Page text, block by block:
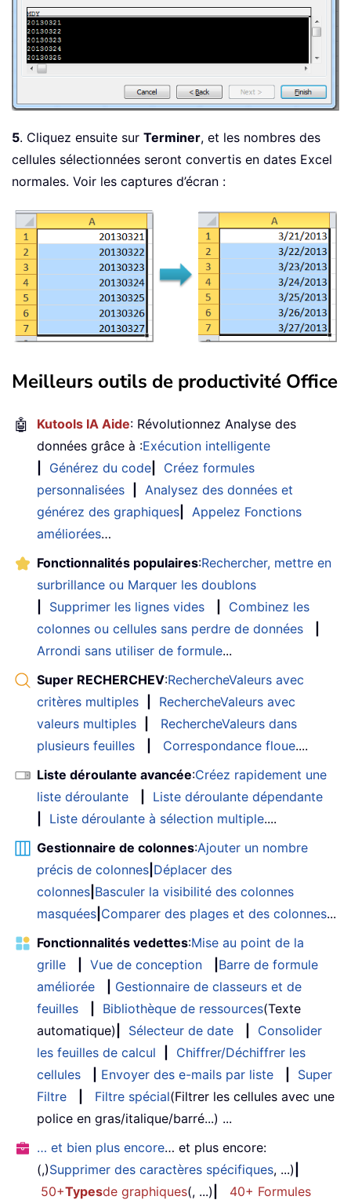
5. Cliquez ensuite sur Terminer, et les nombres des
cellules sélectionnées seront convertis en dates Excel
normales. Voir les captures d’écran :
Meilleurs outils de productivité Office
🤖 Kutools IA Aide: Révolutionnez Analyse des
données grâce à :Exécution intelligente
Générez du code
Créez formules
personnalisées
Analysez des données et
générez des graphiques
Appelez Fonctions
améliorées…
Fonctionnalités populaires:Rechercher, mettre en
surbrillance ou Marquer les doublons
Supprimer les lignes vides
Combinez les
colonnes ou cellules sans perdre de données
Arrondi sans utiliser de formule...
Super RECHERCHEV:RechercheValeurs avec
critères multiples
RechercheValeurs avec
valeurs multiples
RechercheValeurs dans
plusieurs feuilles
Correspondance floue....
Liste déroulante avancée:Créez rapidement une
liste déroulante
Liste déroulante dépendante
Liste déroulante à sélection multiple....
Gestionnaire de colonnes:Ajouter un nombre
précis de colonnes Déplacer des
colonnes Basculer la visibilité des colonnes
masquées Comparer des plages et des colonnes...
Fonctionnalités vedettes:Mise au point de la
grille
Vue de conception
Barre de formule
améliorée
Gestionnaire de classeurs et de
feuilles
Bibliothèque de ressources(Texte
automatique)
Sélecteur de date
Consolider
les feuilles de calcul
Chiffrer/Déchiffrer les
cellules
Envoyer des e-mails par liste
Super
Filtre
Filtre spécial(Filtrer les cellules avec une
police en gras/italique/barré...) ...
… et bien plus encore… et plus encore:
(,)Supprimer des caractères spécifiques, ...)
50+Typesde graphiques(, ...)
40+ Formules